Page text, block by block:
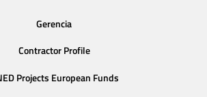
Gerencia
Contractor Profile
Projects European Funds